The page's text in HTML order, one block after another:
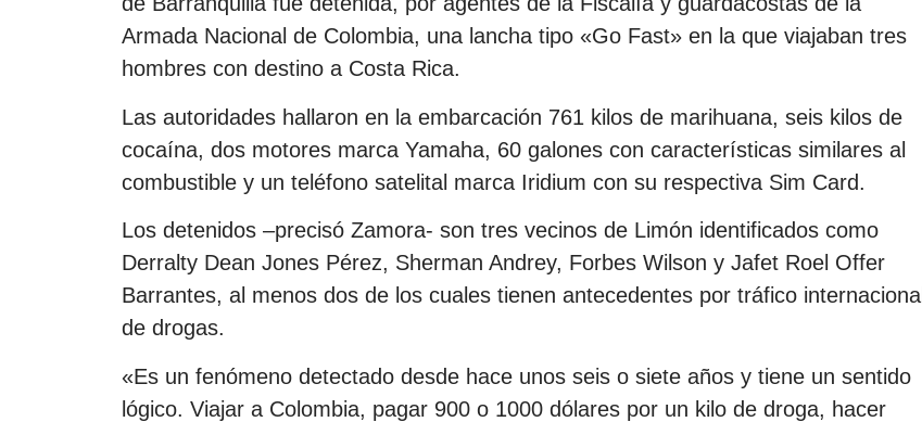
Armada Nacional de Colombia, una lancha tipo «Go Fast» en la que viajaban tres
hombres con destino a Costa Rica.
Las autoridades hallaron en la embarcación 761 kilos de marihuana, seis kilos de
cocaína, dos motores marca Yamaha, 60 galones con características similares al
combustible y un teléfono satelital marca Iridium con su respectiva Sim Card.
Los detenidos –precisó Zamora- son tres vecinos de Limón identificados como
Derralty Dean Jones Pérez, Sherman Andrey, Forbes Wilson y Jafet Roel Offer
Barrantes, al menos dos de los cuales tienen antecedentes por tráfico internacional
de drogas.
«Es un fenómeno detectado desde hace unos seis o siete años y tiene un sentido
lógico. Viajar a Colombia, pagar 900 o 1000 dólares por un kilo de droga, hacer